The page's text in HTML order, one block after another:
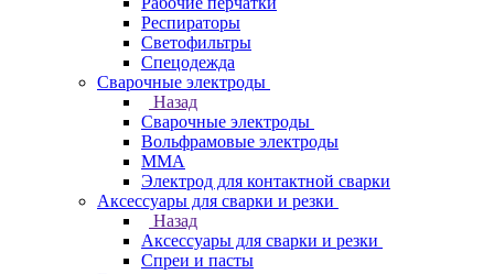
Респираторы
Светофильтры
Спецодежда
Сварочные электроды
Назад
Сварочные электроды
Вольфрамовые электроды
ММА
Электрод для контактной сварки
Аксессуары для сварки и резки
Назад
Аксессуары для сварки и резки
Спреи и пасты